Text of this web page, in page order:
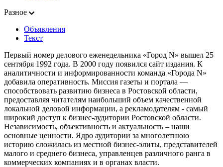
Разное
Объявления
Текст
Первый номер делового еженедельника «Город N» вышел 25
сентября 1992 года. В 2000 году появился сайт издания. К
аналитичности и информированности команда «Города N»
добавила оперативность. Миссия газеты и портала —
способствовать развитию бизнеса в Ростовской области,
предоставляя читателям наибольший объем качественной
локальной деловой информации, а рекламодателям - самый
широкий доступ к бизнес-аудитории Ростовской области.
Независимость, объективность и актуальность – наши
основные ценности. Ядро аудитории за многолетнюю
историю сложилась из местной бизнес-элиты, представителей
малого и среднего бизнеса, управленцев различного ранга в
коммерческих компаниях и в органах власти.